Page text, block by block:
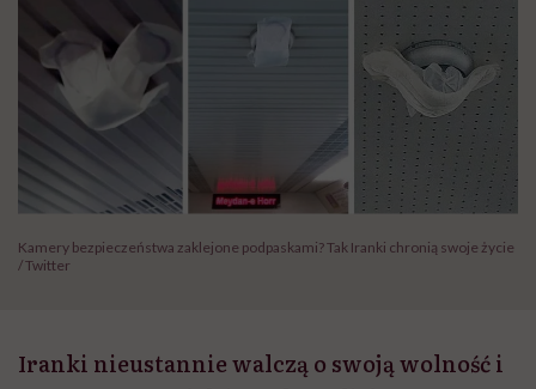
Kamery bezpieczeństwa zaklejone podpaskami? Tak Iranki chronią swoje życie
/ Twitter
Iranki nieustannie walczą o swoją wolność i